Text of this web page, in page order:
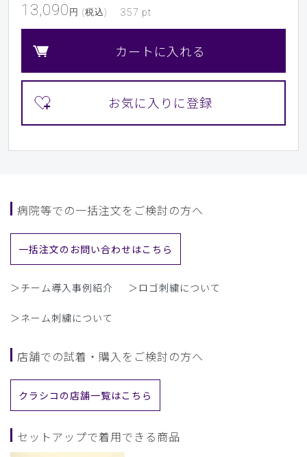
13,090 円 (税込) 357 pt
カートに入れる
病院等での一括注文をご検討の方へ
一括注文のお問い合わせはこちら
＞チーム導入事例紹介 ＞ロゴ刺繍について
＞ネーム刺繍について
店舗での試着・購入をご検討の方へ
クラシコの店舗一覧はこちら
セットアップで着用できる商品